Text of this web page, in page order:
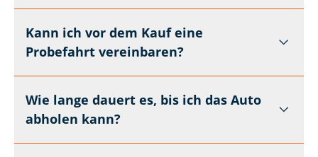
Kann ich vor dem Kauf eine
Probefahrt vereinbaren?
Wie lange dauert es, bis ich das Auto
abholen kann?